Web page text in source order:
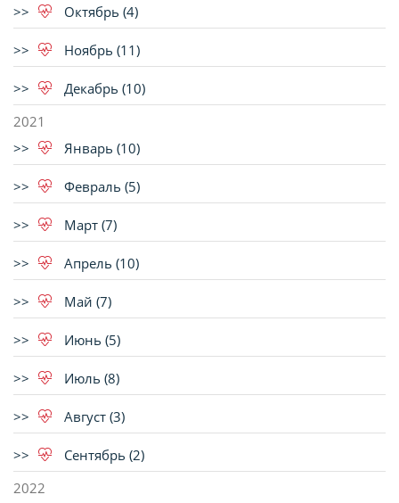
Октябрь (4)
Ноябрь (11)
Декабрь (10)
2021
Январь (10)
Февраль (5)
Март (7)
Апрель (10)
Май (7)
Июнь (5)
Июль (8)
Август (3)
Сентябрь (2)
2022